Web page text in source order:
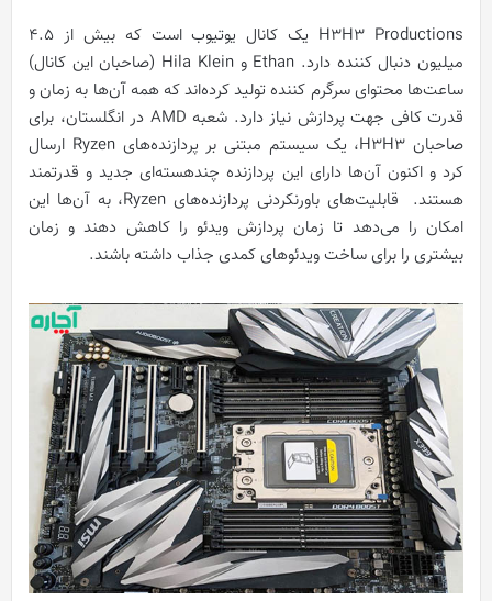
H3H3 Productions یک کانال یوتیوب است که بیش از 4.5
میلیون دنبال کننده دارد. Ethan و Hila Klein (صاحبان این کانال)
ساعت‌ها محتوای سرگرم کننده تولید کرده‌اند که همه آن‌ها به زمان و
قدرت کافی جهت پردازش نیاز دارد. شعبه AMD در انگلستان، برای
صاحبان H3H3، یک سیستم مبتنی بر پردازنده‌های Ryzen ارسال
کرد و اکنون آن‌ها دارای این پردازنده چندهسته‌ای جدید و قدرتمند
هستند. قابلیت‌های باورنکردنی پردازنده‌های Ryzen، به آن‌ها این
امکان را می‌دهد تا زمان پردازش ویدئو را کاهش دهند و زمان
بیشتری را برای ساخت ویدئوهای کمدی جذاب داشته باشند.